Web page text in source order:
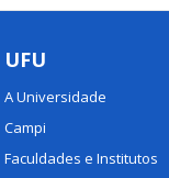
UFU
A Universidade
Campi
Faculdades e Institutos